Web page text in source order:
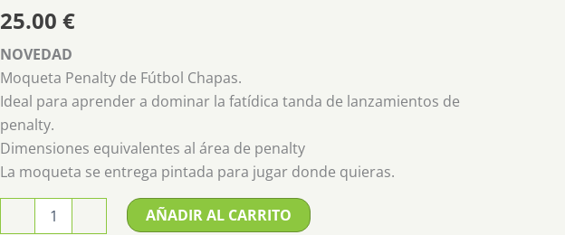
25.00 €
NOVEDAD
Moqueta Penalty de Fútbol Chapas.
Ideal para aprender a dominar la fatídica tanda de lanzamientos de
penalty.
Dimensiones equivalentes al área de penalty
La moqueta se entrega pintada para jugar donde quieras.
AÑADIR AL CARRITO